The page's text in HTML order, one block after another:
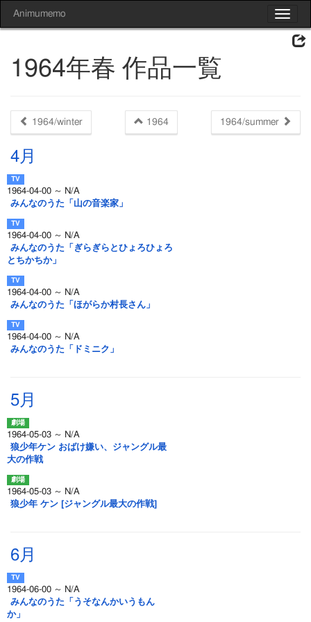
Toggle
Animumemo
1964年春 作品一覧
1964/winter 1964 1964/summer
4月
1964-04-00 ～ N/A
みんなのうた「山の音楽家」
1964-04-00 ～ N/A
みんなのうた「ぎらぎらとひょろひょろ
とちかちか」
1964-04-00 ～ N/A
みんなのうた「ほがらか村長さん」
1964-04-00 ～ N/A
みんなのうた「ドミニク」
5月
1964-05-03 ～ N/A
狼少年ケン おばけ嫌い、ジャングル最
大の作戦
1964-05-03 ～ N/A
狼少年 ケン [ジャングル最大の作戦]
6月
1964-06-00 ～ N/A
みんなのうた「うそなんかいうもん
か」